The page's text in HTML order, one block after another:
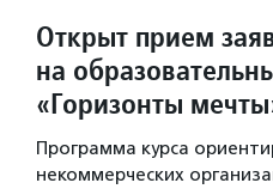
Открыт прием
на
«Горизонты
Программа курса
некоммерческих